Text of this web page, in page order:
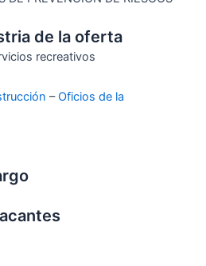
de la oferta
recreativos
–Oficios de la